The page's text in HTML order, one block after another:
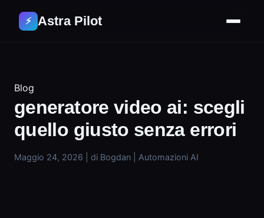
⚡ Astra Pilot
Blog
generatore video ai: scegli
quello giusto senza errori
Maggio 24, 2026 di Bogdan Automazioni AI